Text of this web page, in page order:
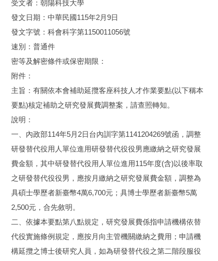
受文者：朝陽科技大學
發文日期：中華民國115年2月9日
發文字號：科會科字第1150011056號
速別：普通件
密等及解密條件或保密期限：
附件：
主旨：有關依本會補助延攬客座科技人才作業要點(以下稱本
要點)核定補助之研究發展費調整案，請查照轉知。
說明：
一、內政部114年5月2日台內訓字第1141204269號函，調整
研發替代役用人單位進用研發替代役役男應繳納之研究發展
費金額，其中研發替代役用人單位進用115年度(含)以後率取
之研發替代役役男，應按月繳納之研究發展費金額，調整為
具碩士學歷者新臺幣4萬6,700元；具博士學歷者新臺幣5萬
2,500元，合先敘明。
二、依據本要點第八點規定，研究發展費係指申請機構依替
代役實施條例規定，應按月向主管機關繳納之費用；申請機
構延攬之博士後研究人員，如為研發替代役之第二階段服役